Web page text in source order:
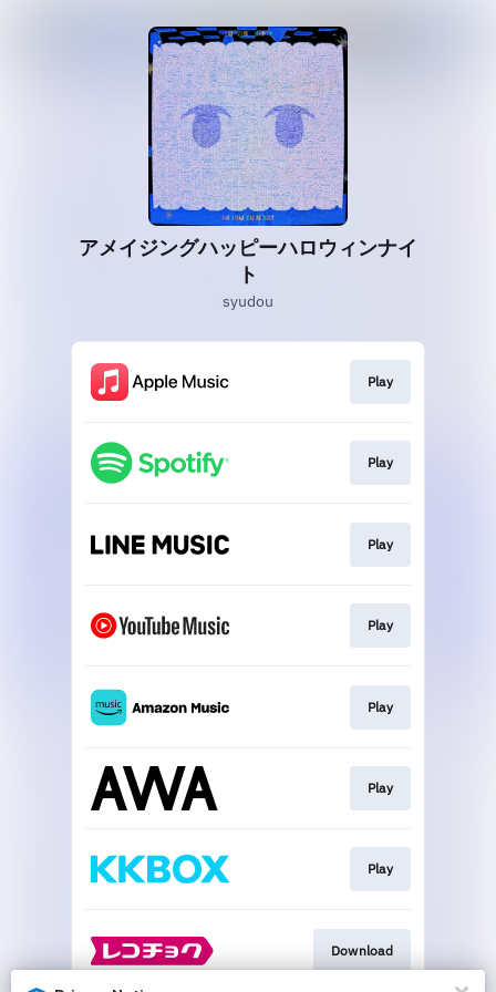
アメイジングハッピーハロウィンナイ
ト
syudou
Play
Play
Play
Play
Play
Play
Play
Download